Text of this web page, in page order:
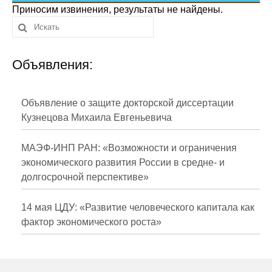
Сотрудники
Отчетность
Противодействие коррупции
Публикации
Научная жизнь
Издания
Проблемы прогнозирования
О журнале
Приносим извинения, результаты не найдены.
Объявления:
Объявление о защите докторской диссертации
Кузнецова Михаила Евгеньевича
МАЭФ-ИНП РАН: «Возможности и ограничения
экономического развития России в средне- и
долгосрочной перспективе»
14 мая ЦДУ: «Развитие человеческого капитала как
фактор экономического роста»